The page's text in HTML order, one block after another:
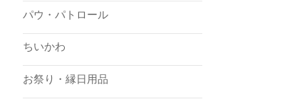
パウ・パトロール
ちいかわ
お祭り・縁日用品